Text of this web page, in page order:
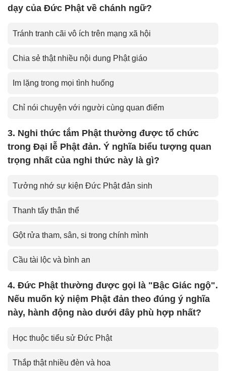
dạy của Đức Phật về chánh ngữ?
Tránh tranh cãi vô ích trên mạng xã hội
Chia sẻ thật nhiều nội dung Phật giáo
Im lặng trong mọi tình huống
Chỉ nói chuyện với người cùng quan điểm
3. Nghi thức tắm Phật thường được tổ chức
trong Đại lễ Phật đản. Ý nghĩa biểu tượng quan
trọng nhất của nghi thức này là gì?
Tưởng nhớ sự kiện Đức Phật đản sinh
Thanh tẩy thân thể
Gột rửa tham, sân, si trong chính mình
Cầu tài lộc và bình an
4. Đức Phật thường được gọi là "Bậc Giác ngộ".
Nếu muốn kỷ niệm Phật đản theo đúng ý nghĩa
này, hành động nào dưới đây phù hợp nhất?
Học thuộc tiểu sử Đức Phật
Thắp thật nhiều đèn và hoa